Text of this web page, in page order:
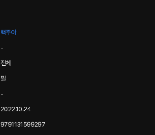
백주아
-
전체
필
-
2022.10.24
9791131599297